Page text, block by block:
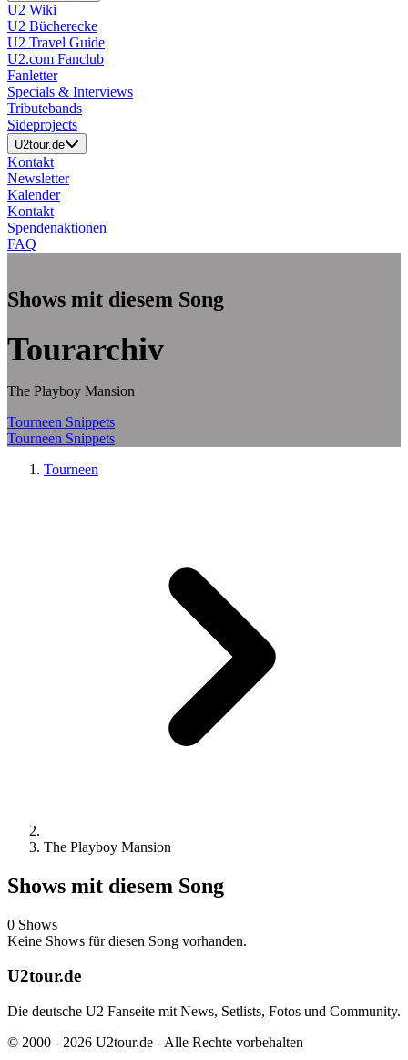
U2 Wiki
U2 Bücherecke
U2 Travel Guide
U2.com Fanclub
Fanletter
Specials & Interviews
Tributebands
Sideprojects
U2tour.de
Kontakt
Newsletter
Kalender
Kontakt
Spendenaktionen
FAQ
Shows mit diesem Song
Tourarchiv
The Playboy Mansion
Tourneen Snippets
Tourneen Snippets
Tourneen
The Playboy Mansion
Shows mit diesem Song
0 Shows
Keine Shows für diesen Song vorhanden.
U2tour.de
Die deutsche U2 Fanseite mit News, Setlists, Fotos und Community.
© 2000 - 2026 U2tour.de - Alle Rechte vorbehalten